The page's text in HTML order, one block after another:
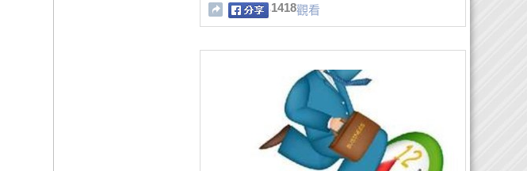
1418觀看